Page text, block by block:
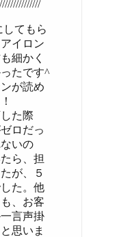
てもら
イロン
細かく
たです^
が読め
た際
ロだっ
いの
ら、担
が、５
た。他
、お客
言声掛
思いま